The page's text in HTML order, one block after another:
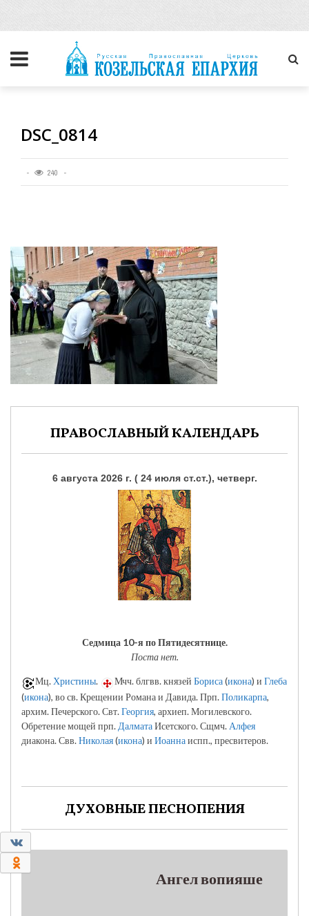
DSC_0814
240
ПРАВОСЛАВНЫЙ КАЛЕНДАРЬ
6 августа 2026 г. ( 24 июля ст.ст.), четверг.
Седмица 10-я по Пятидесятнице.
Поста нет.
Мц. Христины. Мчч. блгвв. князей Бориса(икона) и Глеба
(икона), во св. Крещении Романа и Давида. Прп.Поликарпа,
архим. Печерского. Свт.Георгия, архиеп. Могилевского.
Обретение мощей прп. ДалматаИсетского. Сщмч. Алфея
диакона. Свв.Николая(икона) и Иоаннаиспп., пресвитеров.
ДУХОВНЫЕ ПЕСНОПЕНИЯ
Ангел вопияше